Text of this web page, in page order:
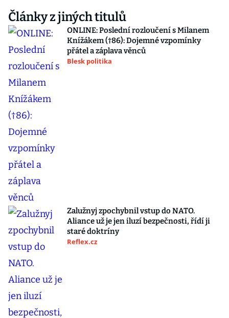
Články z jiných titulů
ONLINE: Poslední rozloučení s Milanem
Knížákem (†86): Dojemné vzpomínky
přátel a záplava věnců
Blesk politika
Zalužnyj zpochybnil vstup do NATO.
Aliance už je jen iluzí bezpečnosti, řídí ji
staré doktríny
Reflex.cz